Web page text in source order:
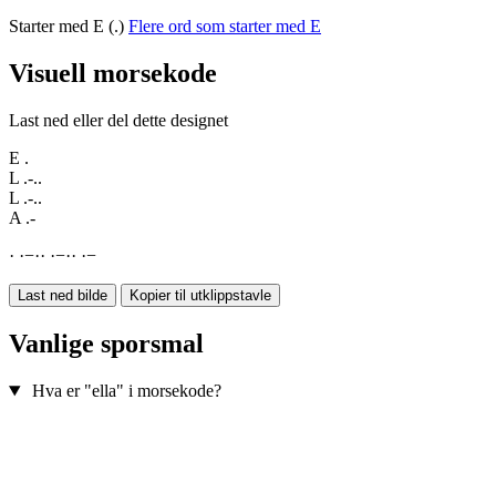
Starter med E (.) Flere ord som starter med E
Visuell morsekode
Last ned eller del dette designet
E .
L .-..
L .-..
A .-
· ·−·· ·−·· ·−
Last ned bilde Kopier til utklippstavle
Vanlige sporsmal
Hva er "ella" i morsekode?